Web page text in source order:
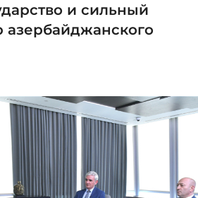
и сильный
азербайджанского